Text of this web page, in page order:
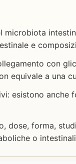
microbiota
e
con
equivale a una
esistono anche
dose, forma,
o